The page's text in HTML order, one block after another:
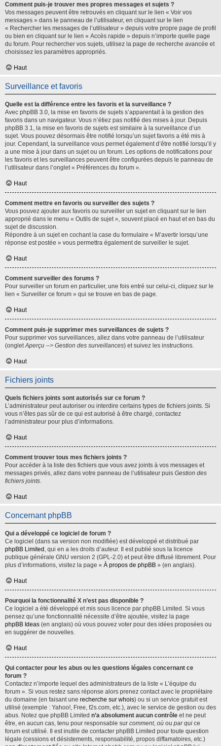
Comment puis-je trouver mes propres messages et sujets ?
Vos messages peuvent être retrouvés en cliquant sur le lien « Voir vos
messages » dans le panneau de l’utilisateur, en cliquant sur le lien
« Rechercher les messages de l’utilisateur » depuis votre propre page de profil
ou bien en cliquant sur le lien « Accès rapide » depuis n’importe quelle page
du forum. Pour rechercher vos sujets, utilisez la page de recherche avancée et
choisissez les paramètres appropriés.
Haut
Surveillance et favoris
Quelle est la différence entre les favoris et la surveillance ?
Avec phpBB 3.0, la mise en favoris de sujets s’apparentait à la gestion des
favoris dans un navigateur. Vous n’étiez pas notifié des mises à jour. Depuis
phpBB 3.1, la mise en favoris de sujets est similaire à la surveillance d’un
sujet. Vous pouvez désormais être notifié lorsqu’un sujet favoris a été mis à
jour. Cependant, la surveillance vous permet également d’être notifié lorsqu’il y
a une mise à jour dans un sujet ou un forum. Les options de notifications pour
les favoris et les surveillances peuvent être configurées depuis le panneau de
l’utilisateur dans l’onglet « Préférences du forum ».
Haut
Comment mettre en favoris ou surveiller des sujets ?
Vous pouvez ajouter aux favoris ou surveiller un sujet en cliquant sur le lien
approprié dans le menu « Outils de sujet », souvent placé en haut et en bas du
sujet de discussion.
Répondre à un sujet en cochant la case du formulaire « M’avertir lorsqu’une
réponse est postée » vous permettra également de surveiller le sujet.
Haut
Comment surveiller des forums ?
Pour surveiller un forum en particulier, une fois entré sur celui-ci, cliquez sur le
lien « Surveiller ce forum » qui se trouve en bas de page.
Haut
Comment puis-je supprimer mes surveillances de sujets ?
Pour supprimer vos surveillances, allez dans votre panneau de l’utilisateur
(ongletAperçu --> Gestion des surveillances) et suivez les instructions.
Haut
Fichiers joints
Quels fichiers joints sont autorisés sur ce forum ?
L’administrateur peut autoriser ou interdire certains types de fichiers joints. Si
vous n’êtes pas sûr de ce qui est autorisé à être chargé, contactez
l’administrateur pour plus d’informations.
Haut
Comment trouver tous mes fichiers joints ?
Pour accéder à la liste des fichiers que vous avez joints à vos messages et
messages privés, allez dans votre panneau de l’utilisateur puis Gestion des
fichiers joints.
Haut
Concernant phpBB
Qui a développé ce logiciel de forum ?
Ce logiciel (dans sa version non modifiée) est développé et distribué par
phpBB Limited , qui en a les droits d’auteur. Il est publié sous la licence
publique générale GNU version 2 (GPL-2.0) et peut être diffusé librement. Pour
plus d’informations, visitez la page « À propos de phpBB » (en anglais).
Haut
Pourquoi la fonctionnalité X n’est pas disponible ?
Ce logiciel a été développé et mis sous licence par phpBB Limited. Si vous
pensez qu’une fonctionnalité nécessite d’être ajoutée, visitez la page
phpBB Ideas (en anglais) où vous pouvez voter pour des idées proposées ou
en suggérer de nouvelles.
Haut
Qui contacter pour les abus ou les questions légales concernant ce
forum ?
Contactez n’importe lequel des administrateurs de la liste « L’équipe du
forum ». Si vous restez sans réponse alors prenez contact avec le propriétaire
du domaine (en faisant une recherche sur whois) ou si un service gratuit est
utilisé (exemple : Yahoo!, Free, f2s.com, etc.), avec le service de gestion ou des
abus. Notez que phpBB Limited n’a absolument aucun contrôle et ne peut
être, en aucun cas, tenu pour responsable sur comment, où ou par qui ce
forum est utilisé. Il est inutile de contacter phpBB Limited pour toute question
légale (cessions et désistements, responsabilité, propos diffamatoires, etc.)